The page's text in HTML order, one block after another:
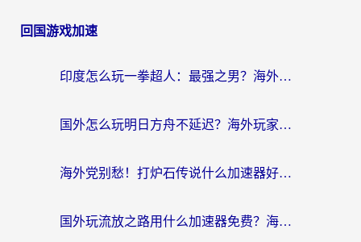
回国游戏加速
印度怎么玩一拳超人：最强之男？海外党国服游戏加速避坑指南
国外怎么玩明日方舟不延迟？海外玩家国服游戏加速终极指南（附DNF梦幻诛仙解决方案）
海外党别愁！打炉石传说什么加速器好用？3个实用技巧解决国服游戏卡顿
国外玩流放之路用什么加速器免费？海外党亲测有效的国服游戏加速指南